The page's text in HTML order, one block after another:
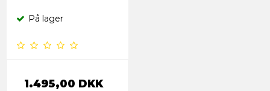
På lager
1.495,00 DKK